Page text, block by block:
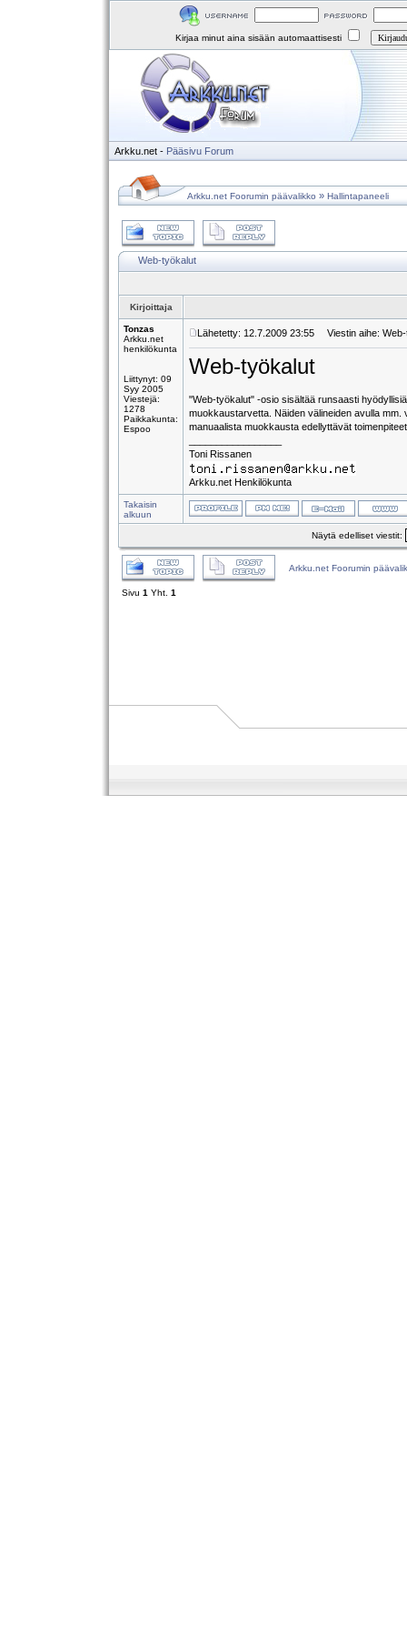
Kirjaa minut aina sisään automaattisesti
Arkku.net - Pääsivu Forum
Arkku.net Foorumin päävalikko » Hallintapaneeli
Web-työkalut
Kirjoittaja
Tonzas
Arkku.net
henkilökunta
Liittynyt: 09
Syy 2005
Viestejä:
1278
Paikkakunta:
Espoo
Lähetetty: 12.7.2009 23:55 Viestin aihe:
Web-työkalut
"Web-työkalut" -osio sisältää runsaasti
muokkaustarvetta. Näiden välineiden avulla
manuaalista muokkausta edellyttävät
Toni Rissanen
Arkku.net Henkilökunta
Takaisin
alkuun
Näytä edelliset viestit:
Arkku.net Foorumin
Sivu 1 Yht. 1